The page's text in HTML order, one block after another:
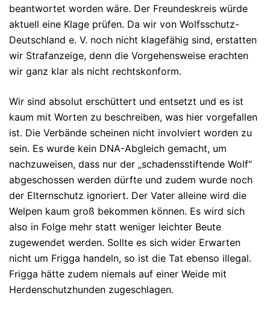
beantwortet worden wäre. Der Freundeskreis würde
aktuell eine Klage prüfen. Da wir von Wolfsschutz-
Deutschland e. V. noch nicht klagefähig sind, erstatten
wir Strafanzeige, denn die Vorgehensweise erachten
wir ganz klar als nicht rechtskonform.
Wir sind absolut erschüttert und entsetzt und es ist
kaum mit Worten zu beschreiben, was hier vorgefallen
ist. Die Verbände scheinen nicht involviert worden zu
sein. Es wurde kein DNA-Abgleich gemacht, um
nachzuweisen, dass nur der „schadensstiftende Wolf“
abgeschossen werden dürfte und zudem wurde noch
der Elternschutz ignoriert. Der Vater alleine wird die
Welpen kaum groß bekommen können. Es wird sich
also in Folge mehr statt weniger leichter Beute
zugewendet werden. Sollte es sich wider Erwarten
nicht um Frigga handeln, so ist die Tat ebenso illegal.
Frigga hätte zudem niemals auf einer Weide mit
Herdenschutzhunden zugeschlagen.